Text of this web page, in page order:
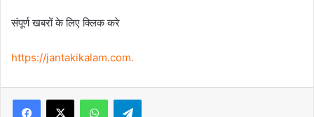
संपूर्ण खबरों के लिए क्लिक करे
https://jantakikalam.com.
Facebook
X WhatsAppTelegram